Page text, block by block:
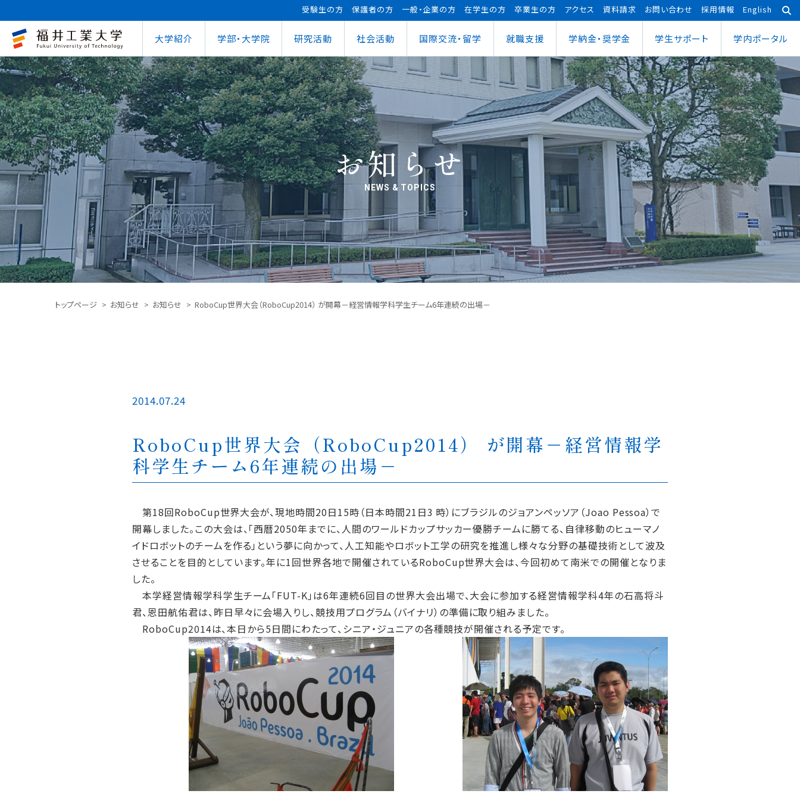
受験生の方 保護者の方 一般・企業の方 在学生の方 卒業生の方 アクセス 資料請求 お問い合わせ 採用情報 English
大学紹介
大学概要教育情報の公表
大学概要
教育情報の公表
学びの特色
教員紹介
キャンパス案内
図書館
第62回大学祭
式辞集
学部・大学院
工学部
電気電子情報工学科
機械工学科
建築土木工学科
原子力技術応用工学科
環境学部
環境食品応用化学科
デザイン学科
経営情報学部
経営情報学科
スポーツ健康科学部
スポーツ健康科学科
大学院
応用理工学専攻
社会システム学専攻
研究活動
地域連携研究推進センター研究シーズ紹介
地域連携研究推進センター
教育研究業績情報
研究シーズ紹介
研究紀要
外国人研究者招へい・受入れ
研究情報
AI&IoTセンター
まちづくりデザインセンター
ウェルネス＆スポーツサイエンスセンター
未来ロボティクスセンター
あわら宇宙センター
社会活動
自治体との連携FUT公開講座
自治体との連携
FUT公開講座
出前講義・出前実験
未来塾 講演会
科学実験キャラバン
ロボット事業
FUTブラス
スポーツ教室
その他活動
活動レポート
国際交流・留学
インターナショナルセンターOCPS
海外留学プログラム
インターナショナルセンター
国際交流
海外留学プログラム（OCPS）
文化交流
【重要】海外へ渡航するみなさんへ
就職支援
キャリアセンター就職実績
キャリアセンター
就職⽀援プログラム
インターンシップ
就職実績
資格取得
就職⽀援ナビ
企業の方へ
求人・説明会のお申し込み
キャリアセンターとの面談
学納金・奨学金
学費等納⼊⾦在学⽣向け奨学⾦
学費等納⼊⾦
在学⽣向け奨学⾦
受験⽣向け奨学⾦
⽇本学⽣⽀援機構奨学⾦ 給付奨学⾦
⽇本学⽣⽀援機構奨学⾦ 貸与奨学⾦
教育ローン
授業料等の減免制度
学⽣サポート
寮・下宿のご案内SSLプロジェクト
学⽣⽣活⽀援室
学習⽀援室
情報メディアセンター
SSLプロジェクト
学⽣保険
医務情報
障害学⽣⽀援
寮・下宿のご案内
クラブ活動支援センター
学内ポータル
学習管理システム（manaba）WEBシラバス
学習管理システム（manaba）
学生ポータルシステム（学外からの接続）
WEBシラバス
お知らせ
NEWS & TOPICS
トップページ お知らせ お知らせ RoboCup世界大会（RoboCup2014） が開幕－経営情報学科学生チーム6年連続の出場－
2014.07.24
RoboCup世界大会（RoboCup2014） が開幕－経営情報学
科学生チーム6年連続の出場－
第18回RoboCup世界大会が、現地時間20日15時（日本時間21日3 時）にブラジルのジョアンペッソア（Joao Pessoa）で
開幕しました。この大会は、「西暦2050年までに、人間のワールドカップサッカー優勝チームに勝てる、自律移動のヒューマノ
イドロボットのチームを作る」という夢に向かって、人工知能やロボット工学の研究を推進し様々な分野の基礎技術として波及
させることを目的としています。年に1回世界各地で開催されているRoboCup世界大会は、今回初めて南米での開催となりま
した。
本学経営情報学科学生チーム「FUT-K」は6年連続6回目の世界大会出場で、大会に参加する経営情報学科4年の石高将斗
君、恩田航佑君は、昨日早々に会場入りし、競技用プログラム（バイナリ）の準備に取り組みました。
RoboCup2014は、本日から5日間にわたって、シニア・ジュニアの各種競技が開催される予定です。